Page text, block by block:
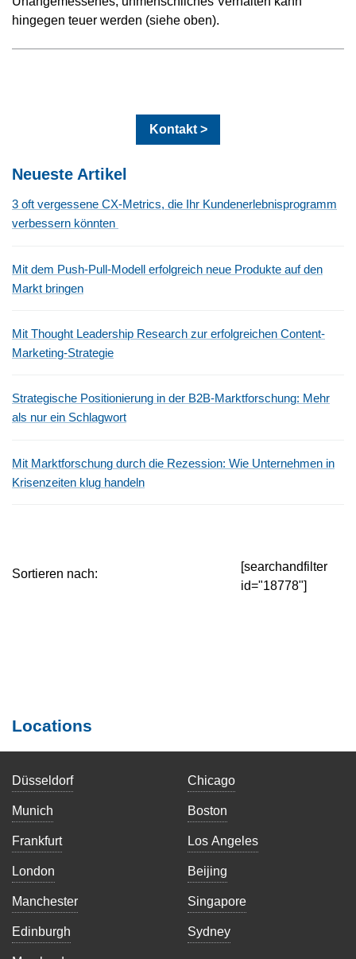
hingegen teuer werden (siehe oben).
Kontakt >
Neueste Artikel
3 oft vergessene CX-Metrics, die Ihr Kundenerlebnisprogramm
verbessern könnten
Mit dem Push-Pull-Modell erfolgreich neue Produkte auf den
Markt bringen
Mit Thought Leadership Research zur erfolgreichen Content-
Marketing-Strategie
Strategische Positionierung in der B2B-Marktforschung: Mehr
als nur ein Schlagwort
Mit Marktforschung durch die Rezession: Wie Unternehmen in
Krisenzeiten klug handeln
Sortieren nach:
[searchandfilter
id="18778"]
Locations
Düsseldorf
Munich
Frankfurt
London
Manchester
Edinburgh
Chicago
Boston
Los Angeles
Beijing
Singapore
Sydney